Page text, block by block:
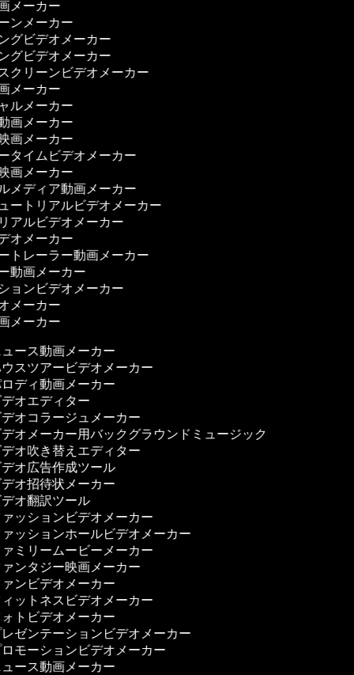
メーカー
ンメーカー
グビデオメーカー
グビデオメーカー
クリーンビデオメーカー
メーカー
ルメーカー
画メーカー
画メーカー
タイムビデオメーカー
画メーカー
メディア動画メーカー
ートリアルビデオメーカー
アルビデオメーカー
オメーカー
トレーラー動画メーカー
動画メーカー
ョンビデオメーカー
メーカー
メーカー
ース動画メーカー
スツアービデオメーカー
ディ動画メーカー
オエディター
オコラージュメーカー
オメーカー用バックグラウンドミュージック
オ吹き替えエディター
オ広告作成ツール
オ招待状メーカー
オ翻訳ツール
ッションビデオメーカー
ッションホールビデオメーカー
ミリームービーメーカー
ンタジー映画メーカー
ンビデオメーカー
ットネスビデオメーカー
トビデオメーカー
ゼンテーションビデオメーカー
モーションビデオメーカー
ース動画メーカー